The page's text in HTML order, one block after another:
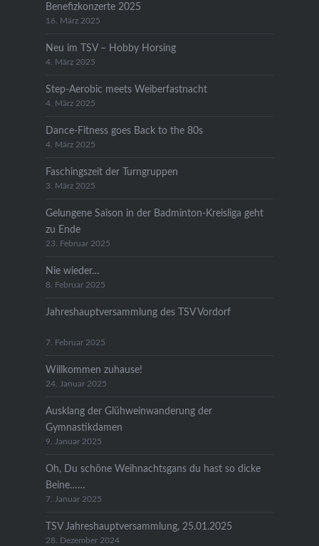
Benefizkonzerte 2025
16. März 2025
Neu im TSV – Hobby Horsing
4. März 2025
Step-Aerobic meets Weiberfastnacht
4. März 2025
Dance-Fitness goes Back to the 80s
4. März 2025
Faschingszeit der Turngruppen
3. März 2025
Gelungene Saison in der Badminton-Kreisliga geht
zu Ende
23. Februar 2025
Nie wieder…
8. Februar 2025
Jahreshauptversammlung des TSV Vordorf
7. Februar 2025
Willkommen zuhause!
24. Januar 2025
Ausklang der Glühweinwanderung der
Gymnastikdamen
9. Januar 2025
Oh, Du schöne Weihnachtsgans du hast so dicke
Beine……
7. Januar 2025
TSV Jahreshauptversammlung, 25.01.2025
28. Dezember 2024